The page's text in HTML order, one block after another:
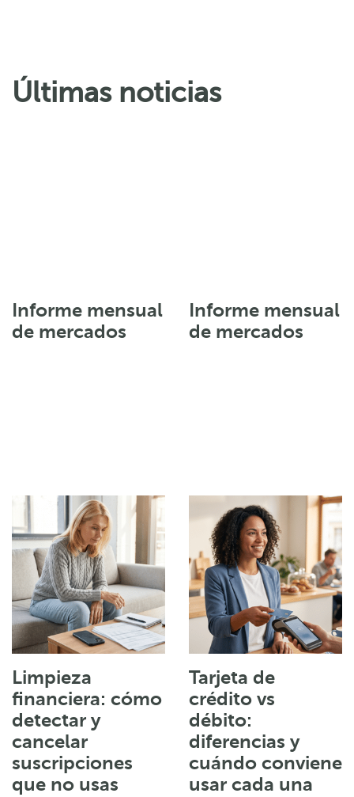
Últimas noticias
Informe mensual
de mercados
Informe mensual
de mercados
Limpieza
financiera: cómo
detectar y
cancelar
suscripciones
que no usas
Tarjeta de
crédito vs
débito:
diferencias y
cuándo conviene
usar cada una